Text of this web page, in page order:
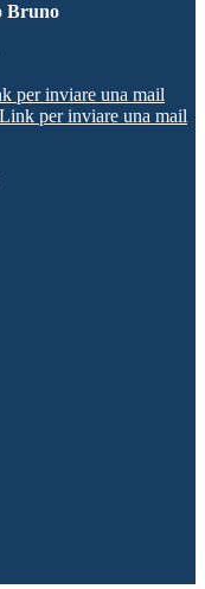
Bruno
per inviare una mail
Link per inviare una mail